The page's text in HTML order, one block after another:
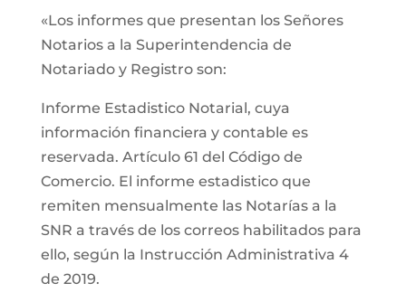
«Los informes que presentan los Señores
Notarios a la Superintendencia de
Notariado y Registro son:
Informe Estadistico Notarial, cuya
información financiera y contable es
reservada. Artículo 61 del Código de
Comercio. El informe estadistico que
remiten mensualmente las Notarías a la
SNR a través de los correos habilitados para
ello, según la Instrucción Administrativa 4
de 2019.